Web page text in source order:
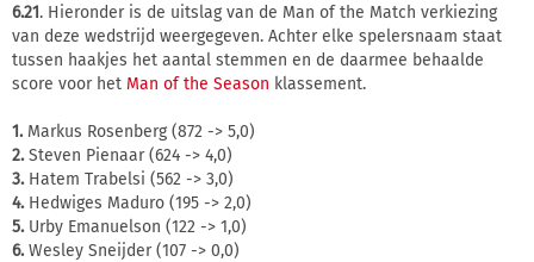
6.21. Hieronder is de uitslag van de Man of the Match verkiezing
van deze wedstrijd weergegeven. Achter elke spelersnaam staat
tussen haakjes het aantal stemmen en de daarmee behaalde
score voor het Man of the Season klassement.
1.Markus Rosenberg (872 -> 5,0)
2.Steven Pienaar (624 -> 4,0)
3.Hatem Trabelsi (562 -> 3,0)
4.Hedwiges Maduro (195 -> 2,0)
5.Urby Emanuelson (122 -> 1,0)
6.Wesley Sneijder (107 -> 0,0)